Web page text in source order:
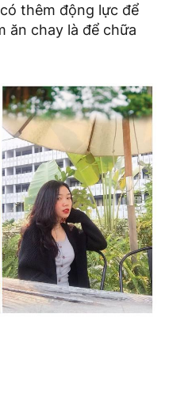
thêm động lực để
ăn chay là để chữa